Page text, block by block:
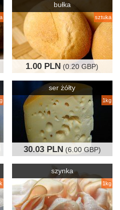
bułka
sztuka
1.00 PLN (0.20 GBP)
ser żółty
1kg
30.03 PLN (6.00 GBP)
szynka
1kg